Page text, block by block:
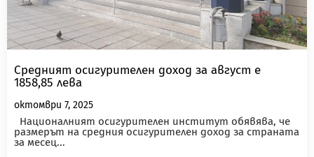
Средният осигурителен доход за август е
1858,85 лева
октомври 7, 2025
Националният осигурителен институт обявява, че
размерът на средния осигурителен доход за страната
за месец...